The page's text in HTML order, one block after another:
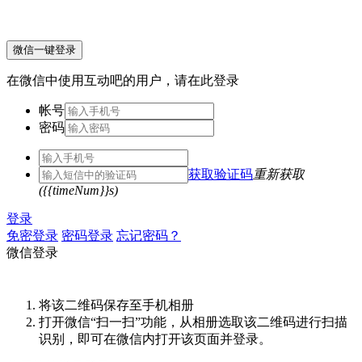
微信一键登录
在微信中使用互动吧的用户，请在此登录
帐号
密码
获取验证码重新获取
({{timeNum}}s)
登录
免密登录 密码登录 忘记密码？
微信登录
将该二维码保存至手机相册
打开微信“扫一扫”功能，从相册选取该二维码进行扫描
识别，即可在微信内打开该页面并登录。